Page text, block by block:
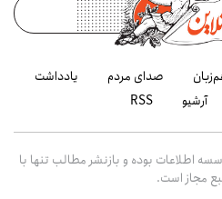
صدای مردم
یادداشت
آرشیو RSS
اطلاعات بوده و بازنشر مطالب تنها با
مجاز است.